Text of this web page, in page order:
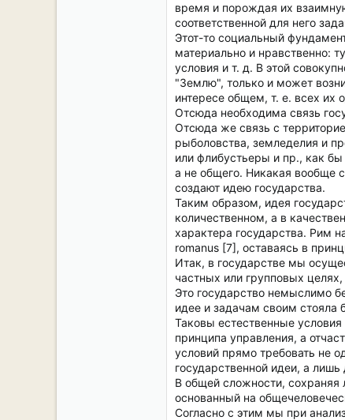
время и порождая их
соответственной для него
Этот-то социальный
материально и нравственно:
условия и т. д. В этой
"Землю", только и может
интересе общем, т. е. всех
Отсюда необходима связь
Отсюда же связь с
рыболовства, земледелия и
или флибустьеры и пр., как
а не общего. Никакая вообще
создают идею государства.
Таким образом, идея
количественном, а в
характера государства. Рим
romanus [7], оставаясь в
Итак, в государстве мы
частных или групповых
Это государство немыслимо
идее и задачам своим стояла
Таковы естественные
принципа управления, а
условий прямо требовать не
государственной идеи, а
В общей сложности, сохраняя
основанный на
Согласно с этим мы при